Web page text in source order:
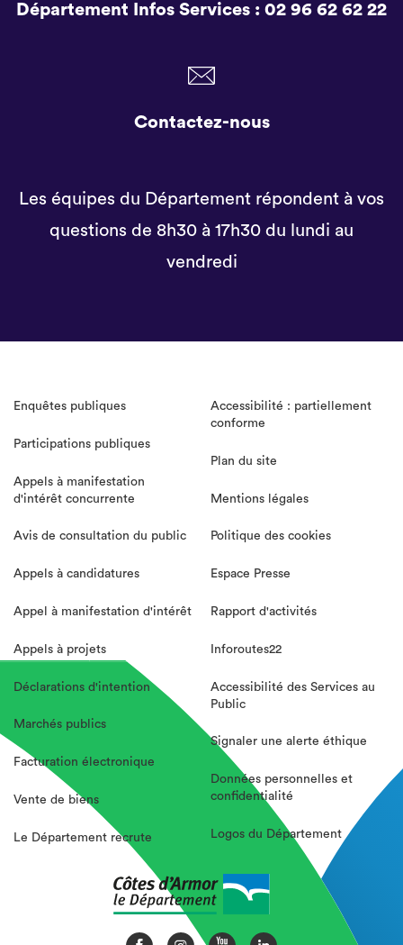
Département Infos Services : 02 96 62 62 22
Contactez-nous
Les équipes du Département répondent à vos
questions de 8h30 à 17h30 du lundi au
vendredi
Enquêtes publiques
Participations publiques
Appels à manifestation
d'intérêt concurrente
Avis de consultation du public
Appels à candidatures
Appel à manifestation d'intérêt
Appels à projets
Déclarations d'intention
Marchés publics
Facturation électronique
Vente de biens
Le Département recrute
Accessibilité : partiellement
conforme
Plan du site
Mentions légales
Politique des cookies
Espace Presse
Rapport d'activités
Inforoutes22
Accessibilité des Services au
Public
Signaler une alerte éthique
Données personnelles et
confidentialité
Logos du Département